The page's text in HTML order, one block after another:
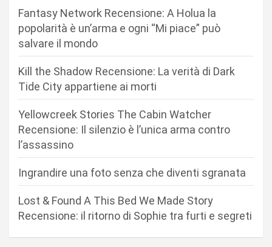
i
Fantasy Network Recensione: A Holua la
popolarità è un’arma e ogni “Mi piace” può
salvare il mondo
Kill the Shadow Recensione: La verità di Dark
Tide City appartiene ai morti
Yellowcreek Stories The Cabin Watcher
Recensione: Il silenzio è l’unica arma contro
l’assassino
Ingrandire una foto senza che diventi sgranata
Lost & Found A This Bed We Made Story
Recensione: il ritorno di Sophie tra furti e segreti